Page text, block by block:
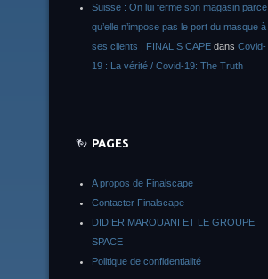
Suisse : On lui ferme son magasin parce
qu’elle n’impose pas le port du masque à
ses clients | FINAL S CAPE dans Covid-
19 : La vérité / Covid-19: The Truth
PAGES
A propos de Finalscape
Contacter Finalscape
DIDIER MAROUANI ET LE GROUPE
SPACE
Politique de confidentialité